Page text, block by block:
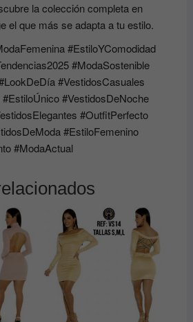
la colección completa en
el que más se adapta a tu estilo.
#EstiloYComodidad
#ModaSostenible
#VestidosCasuales
#VestidosDeNoche
#OutfitPerfecto
#EstiloFemenino
#ModaActual